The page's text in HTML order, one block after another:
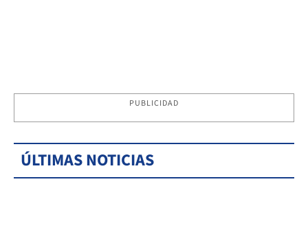
PUBLICIDAD
ÚLTIMAS NOTICIAS